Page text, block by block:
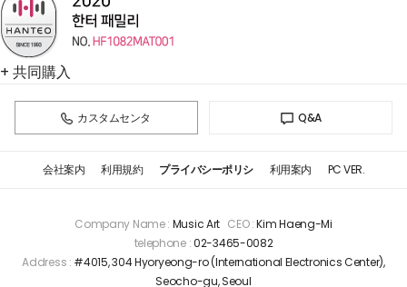
+ 共同購入
カスタムセンタ Q&A
会社案内 利用規約 プライバシーポリシ 利用案内 PC VER.
Company Name : Music Art CEO :Kim Haeng-Mi
telephone :02-3465-0082
Address : #4015, 304 Hyoryeong-ro (International Electronics Center),
Seocho-gu, Seoul